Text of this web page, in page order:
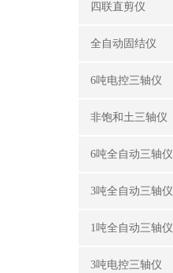
四联直剪仪
全自动固结仪
6吨电控三轴仪
非饱和土三轴仪
6吨全自动三轴仪
3吨全自动三轴仪
1吨全自动三轴仪
3吨电控三轴仪